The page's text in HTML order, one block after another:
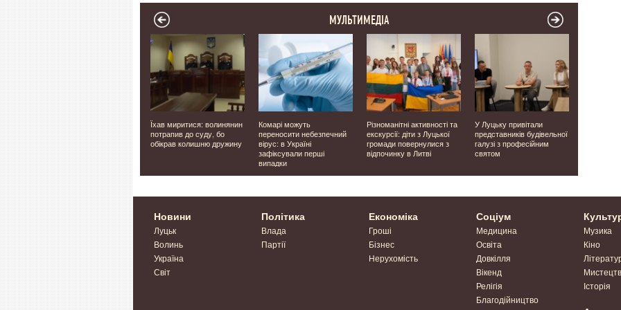
МУЛЬТИМЕДІА
Фіктивно влаштовували
чоловіків на роботу: у
Луцьку п'ятьом
працівникам ліцею
повідомили про підозру
Їхав миритися: волинянин
потрапив до суду, бо
обікрав колишню дружину
Комарі можуть
переносити небезпечний
вірус: в Україні
зафіксували перші
випадки
Різноманітні активності та
екскурсії: діти з Луцької
громади повернулися з
відпочинку в Литві
У Луцьку привітали
представників будівельної
галузі з професійним
святом
Новини
Луцьк
Волинь
Україна
Світ
Політика
Влада
Партії
Економіка
Гроші
Бізнес
Нерухомість
Соціум
Медицина
Освіта
Довкілля
Вікенд
Релігія
Благодійництво
Музика
Кіно
Історія